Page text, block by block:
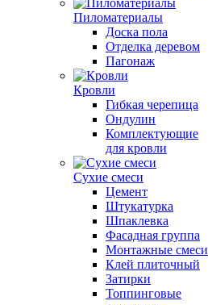
Пиломатериалы
Доска пола
Отделка деревом
Пагонаж
Кровли
Гибкая черепица
Ондулин
Комплектующие
для кровли
Сухие смеси
Цемент
Штукатурка
Шпаклевка
Фасадная группа
Монтажные смеси
Клей плиточный
Затирки
Топпинговые